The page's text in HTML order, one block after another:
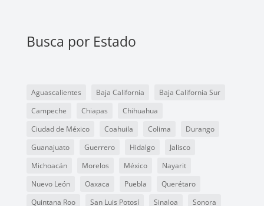
Busca por Estado
Aguascalientes Baja California
Baja California Sur
Campeche
Chiapas
Chihuahua
Ciudad de México
Coahuila Colima
Durango
Guanajuato
Guerrero Hidalgo
Jalisco
Michoacán
Morelos México
Nayarit
Nuevo León
Oaxaca Puebla
Querétaro
Quintana Roo
San Luis Potosí Sinaloa
Sonora